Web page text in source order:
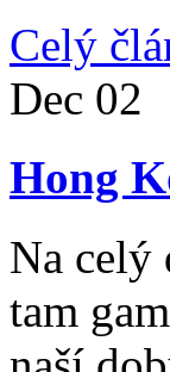
Celý
Dec 02
Hong
Na celý
tam